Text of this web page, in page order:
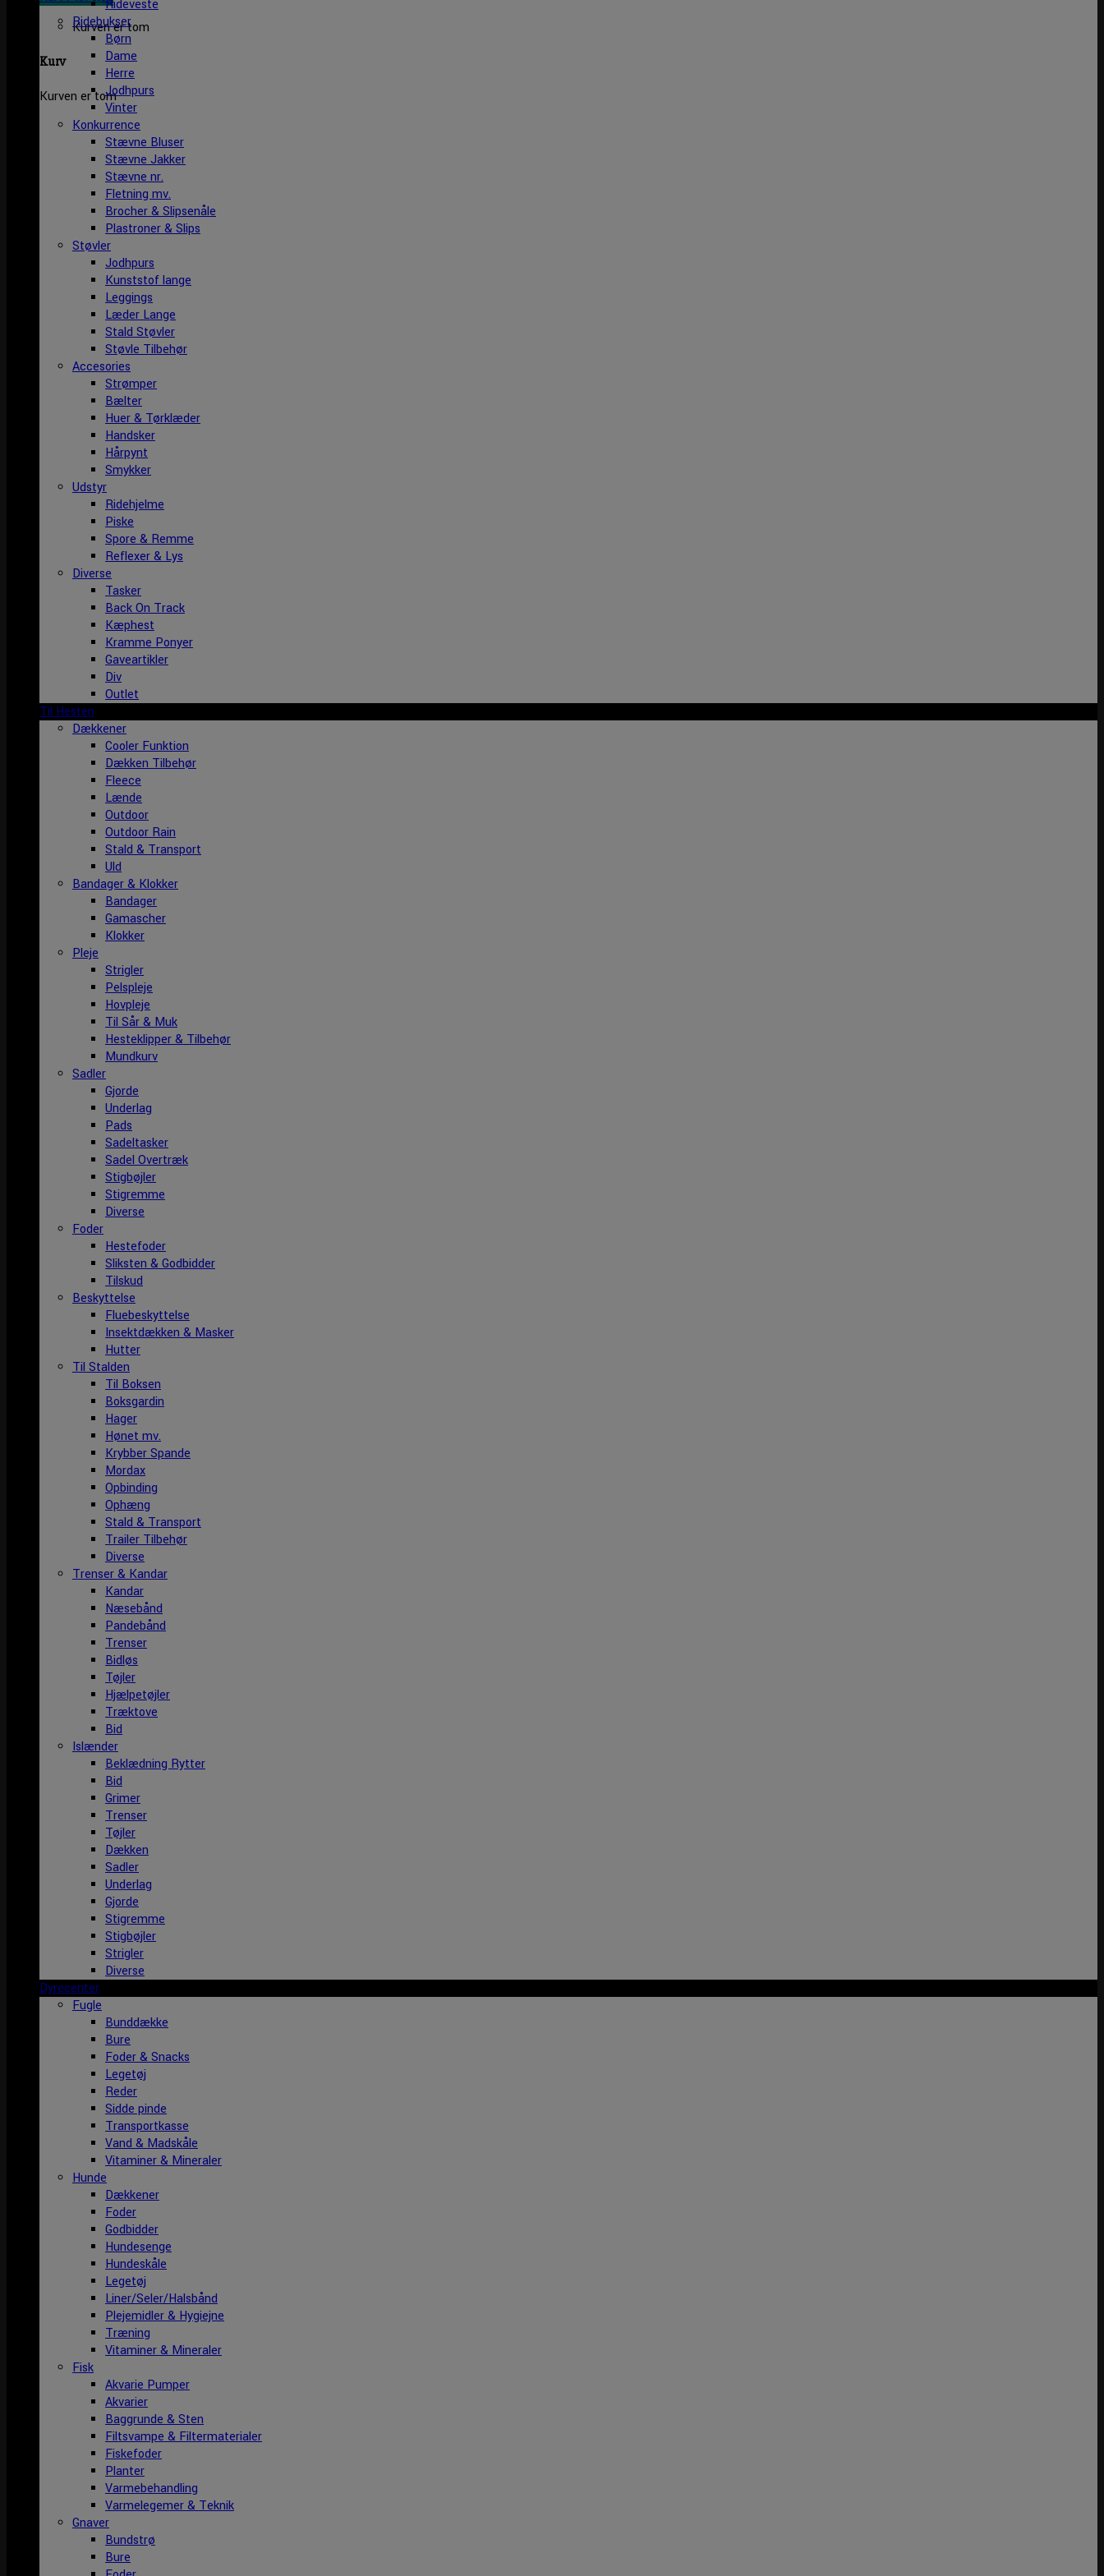
Kurven er tom
Kurv
Kurven er tom
Rideveste
Ridebukser
Børn
Dame
Herre
Jodhpurs
Vinter
Konkurrence
Stævne Bluser
Stævne Jakker
Stævne nr.
Fletning mv.
Brocher & Slipsenåle
Plastroner & Slips
Støvler
Jodhpurs
Kunststof lange
Leggings
Læder Lange
Stald Støvler
Støvle Tilbehør
Accesories
Strømper
Bælter
Huer & Tørklæder
Handsker
Hårpynt
Smykker
Udstyr
Ridehjelme
Piske
Spore & Remme
Reflexer & Lys
Diverse
Tasker
Back On Track
Kæphest
Kramme Ponyer
Gaveartikler
Div
Outlet
Til Hesten
Dækkener
Cooler Funktion
Dækken Tilbehør
Fleece
Lænde
Outdoor
Outdoor Rain
Stald & Transport
Uld
Bandager & Klokker
Bandager
Gamascher
Klokker
Pleje
Strigler
Pelspleje
Hovpleje
Til Sår & Muk
Hesteklipper & Tilbehør
Mundkurv
Sadler
Gjorde
Underlag
Pads
Sadeltasker
Sadel Overtræk
Stigbøjler
Stigremme
Diverse
Foder
Hestefoder
Sliksten & Godbidder
Tilskud
Beskyttelse
Fluebeskyttelse
Insektdækken & Masker
Hutter
Til Stalden
Til Boksen
Boksgardin
Hager
Hønet mv.
Krybber Spande
Mordax
Opbinding
Ophæng
Stald & Transport
Trailer Tilbehør
Diverse
Trenser & Kandar
Kandar
Næsebånd
Pandebånd
Trenser
Bidløs
Tøjler
Hjælpetøjler
Træktove
Bid
Islænder
Beklædning Rytter
Bid
Grimer
Trenser
Tøjler
Dækken
Sadler
Underlag
Gjorde
Stigremme
Stigbøjler
Strigler
Diverse
Dyrecenter
Fugle
Bunddække
Bure
Foder & Snacks
Legetøj
Reder
Sidde pinde
Transportkasse
Vand & Madskåle
Vitaminer & Mineraler
Hunde
Dækkener
Foder
Godbidder
Hundesenge
Hundeskåle
Legetøj
Liner/Seler/Halsbånd
Plejemidler & Hygiejne
Træning
Vitaminer & Mineraler
Fisk
Akvarie Pumper
Akvarier
Baggrunde & Sten
Filtsvampe & Filtermaterialer
Fiskefoder
Planter
Varmebehandling
Varmelegemer & Teknik
Gnaver
Bundstrø
Bure